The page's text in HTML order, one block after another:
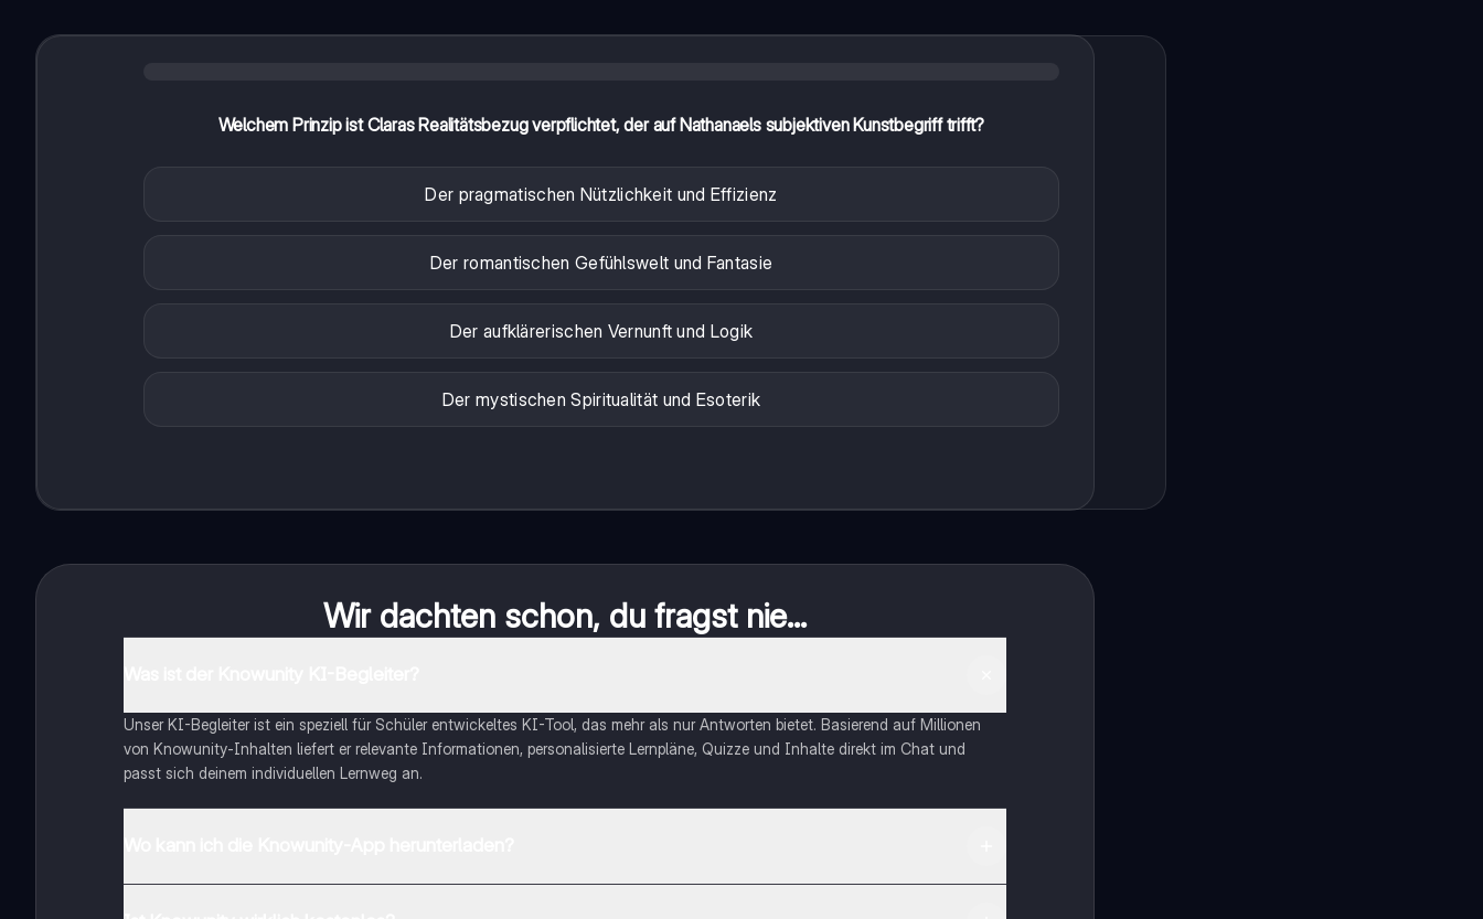
Welchem Prinzip ist Claras Realitätsbezug verpflichtet, der auf Nathanaels subjektiven Kunstbegriff trifft?
Der pragmatischen Nützlichkeit und Effizienz
Der romantischen Gefühlswelt und Fantasie
Der aufklärerischen Vernunft und Logik
Der mystischen Spiritualität und Esoterik
Wir dachten schon, du fragst nie...
Unser KI-Begleiter ist ein speziell für Schüler entwickeltes KI-Tool, das mehr als nur Antworten bietet. Basierend auf Millionen
von Knowunity-Inhalten liefert er relevante Informationen, personalisierte Lernpläne, Quizze und Inhalte direkt im Chat und
passt sich deinem individuellen Lernweg an.